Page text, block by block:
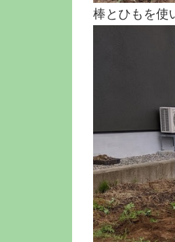
棒とひもを使